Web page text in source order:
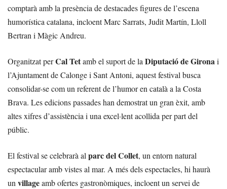
comptarà amb la presència de destacades figures de l’escena
humorística catalana, incloent Marc Sarrats, Judit Martín, Lloll
Bertran i Màgic Andreu.
Organitzat perCal Tetamb el suport de la Diputació de Gironai
l’Ajuntament de Calonge i Sant Antoni, aquest festival busca
consolidar-se com un referent de l’humor en català a la Costa
Brava. Les edicions passades han demostrat un gran èxit, amb
altes xifres d’assistència i una excel·lent acollida per part del
públic.
El festival se celebrarà al parc del Collet, un entorn natural
espectacular amb vistes al mar. A més dels espectacles, hi haurà
un villageamb ofertes gastronòmiques, incloent un servei de